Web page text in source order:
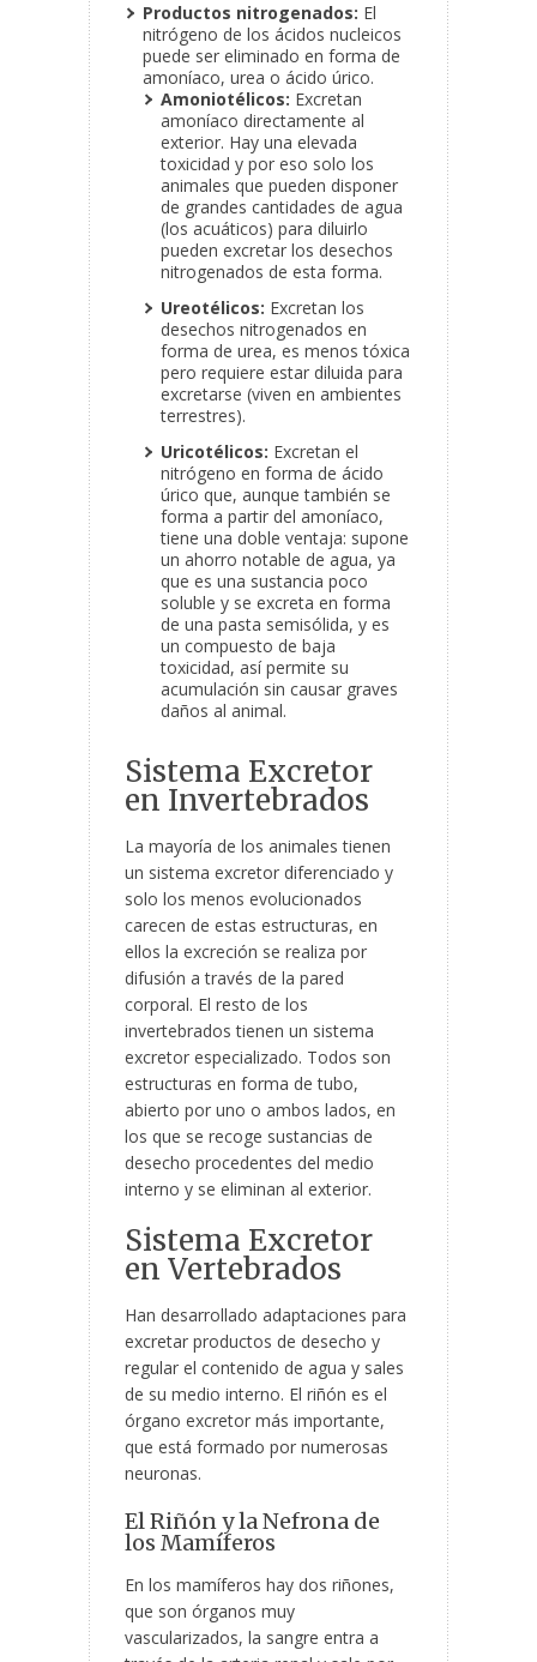
Productos nitrogenados: El
nitrógeno de los ácidos nucleicos
puede ser eliminado en forma de
amoníaco, urea o ácido úrico.
Amoniotélicos: Excretan
amoníaco directamente al
exterior. Hay una elevada
toxicidad y por eso solo los
animales que pueden disponer
de grandes cantidades de agua
(los acuáticos) para diluirlo
pueden excretar los desechos
nitrogenados de esta forma.
Ureotélicos: Excretan los
desechos nitrogenados en
forma de urea, es menos tóxica
pero requiere estar diluida para
excretarse (viven en ambientes
terrestres).
Uricotélicos: Excretan el
nitrógeno en forma de ácido
úrico que, aunque también se
forma a partir del amoníaco,
tiene una doble ventaja: supone
un ahorro notable de agua, ya
que es una sustancia poco
soluble y se excreta en forma
de una pasta semisólida, y es
un compuesto de baja
toxicidad, así permite su
acumulación sin causar graves
daños al animal.
Sistema Excretor
en Invertebrados
La mayoría de los animales tienen
un sistema excretor diferenciado y
solo los menos evolucionados
carecen de estas estructuras, en
ellos la excreción se realiza por
difusión a través de la pared
corporal. El resto de los
invertebrados tienen un sistema
excretor especializado. Todos son
estructuras en forma de tubo,
abierto por uno o ambos lados, en
los que se recoge sustancias de
desecho procedentes del medio
interno y se eliminan al exterior.
Sistema Excretor
en Vertebrados
Han desarrollado adaptaciones para
excretar productos de desecho y
regular el contenido de agua y sales
de su medio interno. El riñón es el
órgano excretor más importante,
que está formado por numerosas
neuronas.
El Riñón y la Nefrona de
los Mamíferos
En los mamíferos hay dos riñones,
que son órganos muy
vascularizados, la sangre entra a